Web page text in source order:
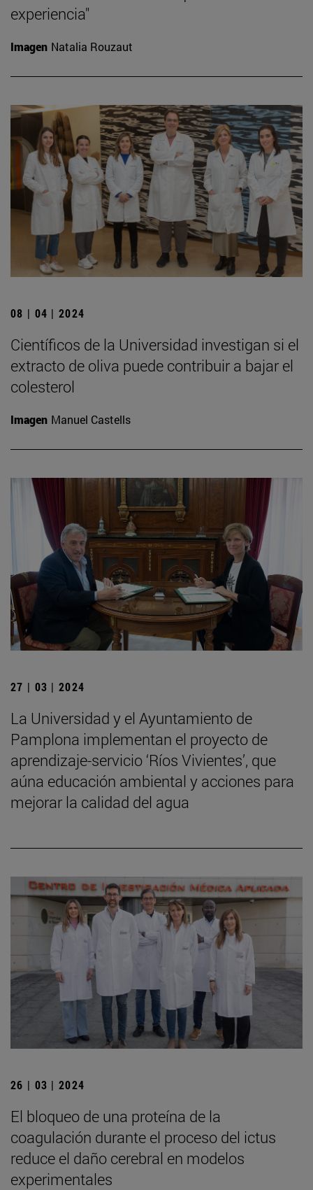
experiencia"
Imagen Natalia Rouzaut
08 | 04 | 2024
Científicos de la Universidad investigan si el
extracto de oliva puede contribuir a bajar el
colesterol
Imagen Manuel Castells
27 | 03 | 2024
La Universidad y el Ayuntamiento de
Pamplona implementan el proyecto de
aprendizaje-servicio ‘Ríos Vivientes’, que
aúna educación ambiental y acciones para
mejorar la calidad del agua
26 | 03 | 2024
El bloqueo de una proteína de la
coagulación durante el proceso del ictus
reduce el daño cerebral en modelos
experimentales